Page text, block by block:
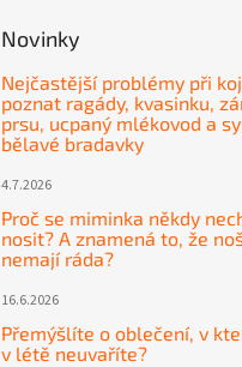
Novinky
Nejčastější problémy při
poznat ragády, kvasinku,
prsu, ucpaný mlékovod a
bělavé bradavky
4.7.2026
Proč se miminka někdy
nosit? A znamená to, že
nemají ráda?
16.6.2026
Přemýšlíte o oblečení, v
v létě neuvaříte?